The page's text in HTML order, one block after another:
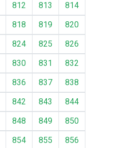
812 813
814
818 819
820
824 825
826
830 831
832
836 837
838
842 843
844
848 849
850
854 855 856